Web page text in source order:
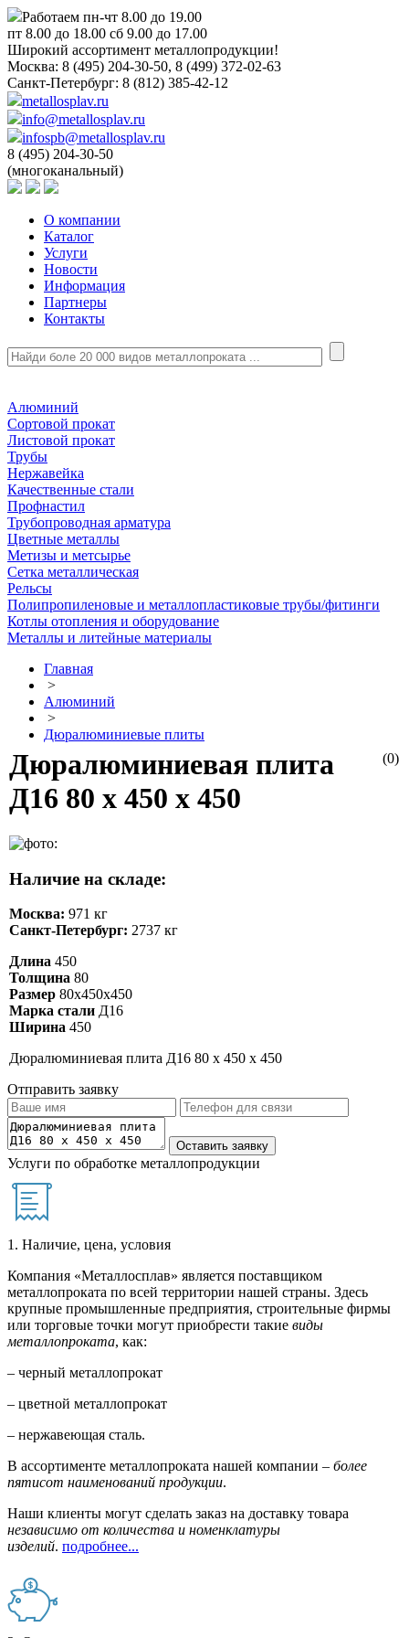
Работаем пн-чт 8.00 до 19.00
пт 8.00 до 18.00 сб 9.00 до 17.00
Широкий ассортимент металлопродукции!
Москва: 8 (495) 204-30-50, 8 (499) 372-02-63
Санкт-Петербург: 8 (812) 385-42-12
metallosplav.ru
info@metallosplav.ru
infospb@metallosplav.ru
8 (495) 204-30-50
(многоканальный)
О компании
Каталог
Услуги
Новости
Информация
Партнеры
Контакты
Алюминий
Сортовой прокат
Листовой прокат
Трубы
Нержавейка
Качественные стали
Профнастил
Трубопроводная арматура
Цветные металлы
Метизы и метсырье
Сетка металлическая
Рельсы
Полипропиленовые и металлопластиковые трубы/фитинги
Котлы отопления и оборудование
Металлы и литейные материалы
Главная
>
Алюминий
>
Дюралюминиевые плиты
(0)
Дюралюминиевая плита
Д16 80 х 450 х 450
Наличие на складе:
Москва: 971 кг
Санкт-Петербург: 2737 кг
Длина 450
Толщина 80
Размер 80х450х450
Марка стали Д16
Ширина 450
Дюралюминиевая плита Д16 80 х 450 х 450
Отправить заявку
Услуги по обработке металлопродукции
1. Наличие, цена, условия
Компания «Металлосплав» является поставщиком
металлопроката по всей территории нашей страны. Здесь
крупные промышленные предприятия, строительные фирмы
или торговые точки могут приобрести такие виды
металлопроката, как:
– черный металлопрокат
– цветной металлопрокат
– нержавеющая сталь.
В ассортименте металлопроката нашей компании – более
пятисот наименований продукции.
Наши клиенты могут сделать заказ на доставку товара
независимо от количества и номенклатуры
изделий. подробнее...